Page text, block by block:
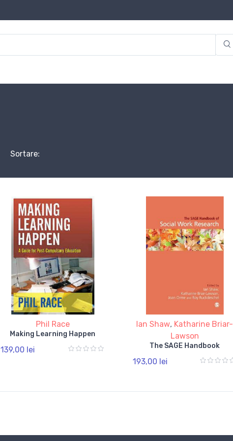
Sortare:
Phil Race
Making Learning Happen
139,00 lei
Ian Shaw, Katharine Briar-
Lawson
The SAGE Handbook
193,00 lei